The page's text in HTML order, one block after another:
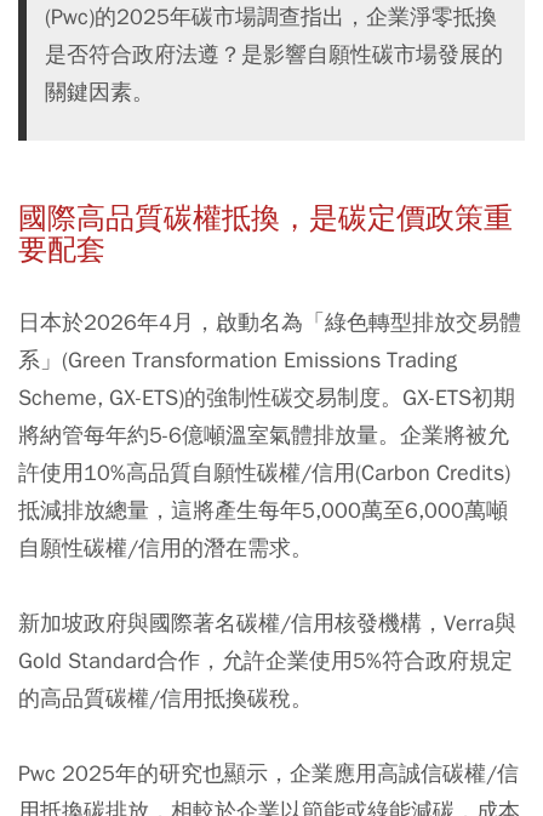
(Pwc)的2025年碳市場調查指出，企業淨零抵換
是否符合政府法遵？是影響自願性碳市場發展的
關鍵因素。
國際高品質碳權抵換，是碳定價政策重
要配套
日本於2026年4月，啟動名為「綠色轉型排放交易體
系」(Green Transformation Emissions Trading
Scheme, GX-ETS)的強制性碳交易制度。GX-ETS初期
將納管每年約5-6億噸溫室氣體排放量。企業將被允
許使用10%高品質自願性碳權/信用(Carbon Credits)
抵減排放總量，這將產生每年5,000萬至6,000萬噸
自願性碳權/信用的潛在需求。
新加坡政府與國際著名碳權/信用核發機構，Verra與
Gold Standard合作，允許企業使用5%符合政府規定
的高品質碳權/信用抵換碳稅。
Pwc 2025年的研究也顯示，企業應用高誠信碳權/信
用抵換碳排放，相較於企業以節能或綠能減碳，成本